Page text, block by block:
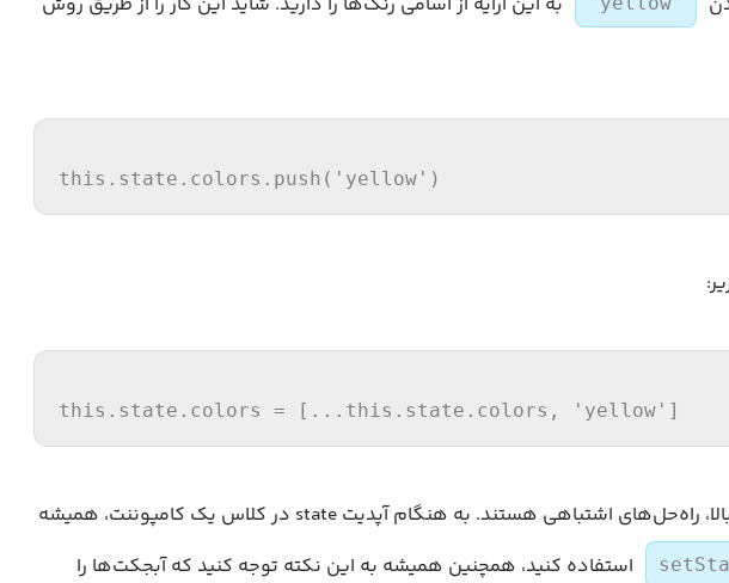
this . state . colors . push ( 'yellow' )
this . state . colors = [... this . state . colors , 'yellow' ]
اما هر دو روش بالا، راه‌حل‌های اشتباهی هستند. به هنگام آپدیت state در کلاس یک کامپوننت، همیشه
استفاده کنید، همچنین همیشه به این نکته توجه کنید که آبجکت‌ها را